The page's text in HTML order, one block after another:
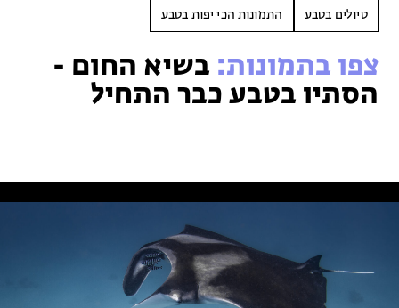
טיולים בטבע התמונות הכי יפות בטבע
צפו בתמונות: בשיא החום -
הסתיו בטבע כבר התחיל